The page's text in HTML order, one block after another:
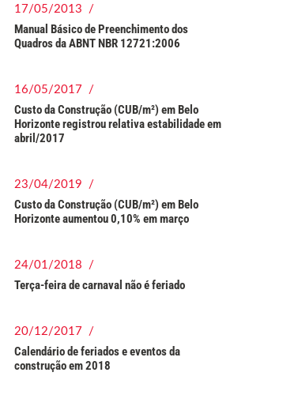
17/05/2013 /
Manual Básico de Preenchimento dos
Quadros da ABNT NBR 12721:2006
16/05/2017 /
Custo da Construção (CUB/m²) em Belo
Horizonte registrou relativa estabilidade em
abril/2017
23/04/2019 /
Custo da Construção (CUB/m²) em Belo
Horizonte aumentou 0,10% em março
24/01/2018 /
Terça-feira de carnaval não é feriado
20/12/2017 /
Calendário de feriados e eventos da
construção em 2018